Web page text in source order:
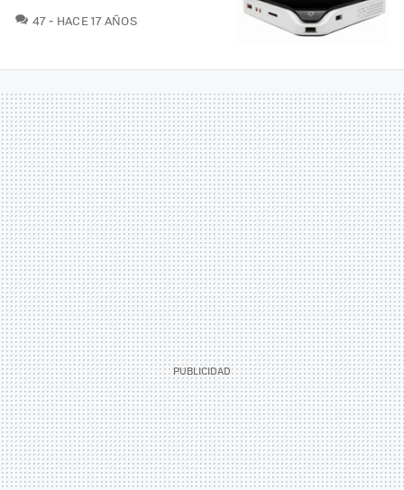
47COMENTARIOS
HACE 17 AÑOS